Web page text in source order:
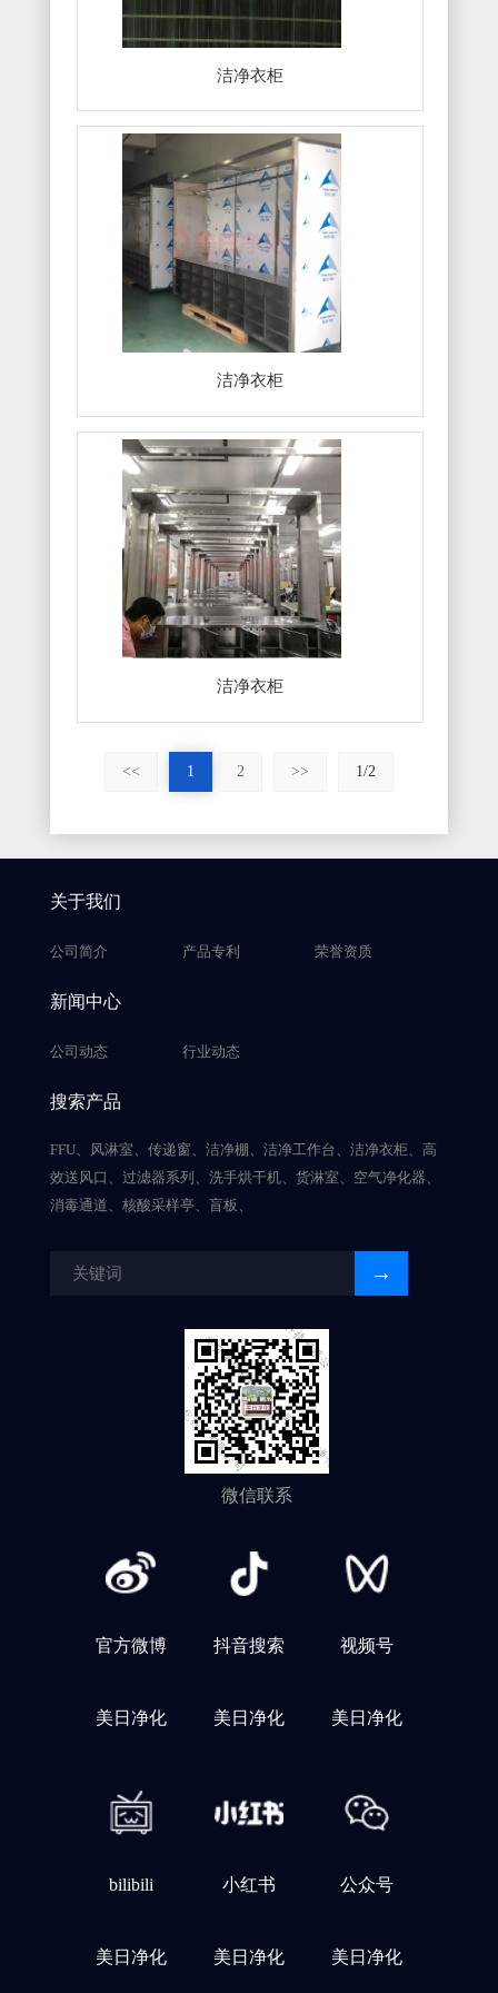
洁净衣柜
洁净衣柜
洁净衣柜
<< 1 2 >> 1/2
关于我们
公司简介 产品专利 荣誉资质
新闻中心
公司动态 行业动态
搜索产品
FFU、风淋室、传递窗、洁净棚、洁净工作台、洁净衣柜、高
效送风口、过滤器系列、洗手烘干机、货淋室、空气净化器、
消毒通道、核酸采样亭、盲板、
微信联系
官方微博
美日净化
抖音搜索
美日净化
视频号
美日净化
bilibili
美日净化
小红书
美日净化
公众号
美日净化